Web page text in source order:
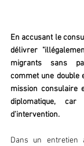
En accusant le
délivrer
migrants sans
commet une double
mission consulaire
diplomatique,
d'intervention.
Dans un entretien